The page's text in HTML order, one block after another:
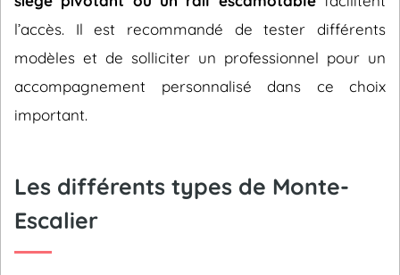
l’accès. Il est recommandé de tester différents
modèles et de solliciter un professionnel pour un
accompagnement personnalisé dans ce choix
important.
Les différents types de Monte-
Escalier